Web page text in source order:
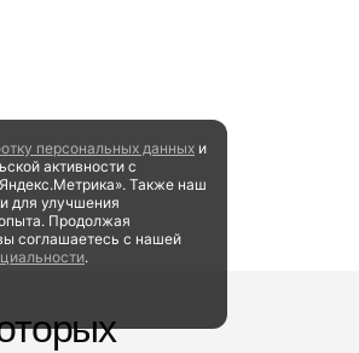
персональных данных и
активности с
Также наш
для улучшения
Продолжая
соглашаетесь с нашей
.